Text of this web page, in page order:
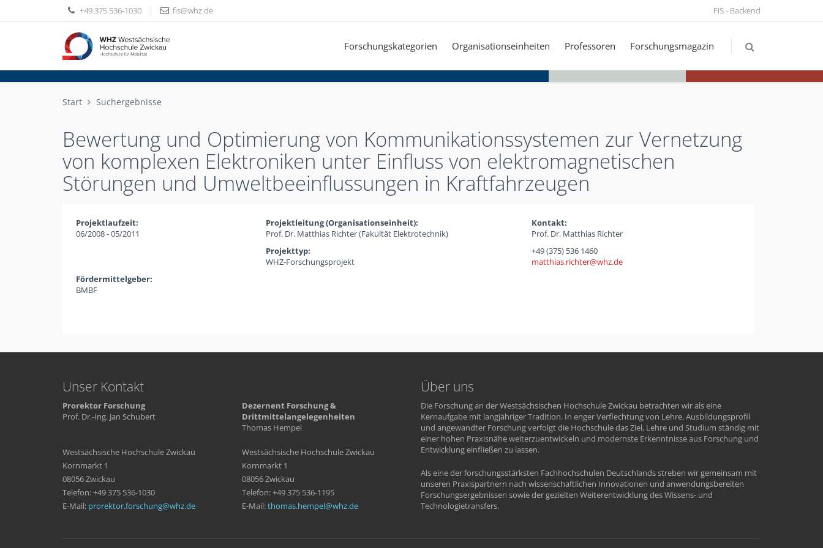
+49 375 536-1030 fis whzde FIS - Backend
Forschungskategorien Organisationseinheiten Professoren Forschungsmagazin
Start Suchergebnisse
Bewertung und Optimierung von Kommunikationssystemen zur Vernetzung
von komplexen Elektroniken unter Einfluss von elektromagnetischen
Störungen und Umweltbeeinflussungen in Kraftfahrzeugen
Projektlaufzeit:
06/2008 - 05/2011
Projektleitung (Organisationseinheit):
Prof. Dr. Matthias Richter (Fakultät Elektrotechnik)
Projekttyp:
WHZ-Forschungsprojekt
Kontakt:
Prof. Dr. Matthias Richter
+49 (375) 536 1460
matthias.richter
whzde
Fördermittelgeber:
BMBF
Unser Kontakt
Prorektor Forschung
Prof. Dr.-Ing. Jan Schubert
Westsächsische Hochschule Zwickau
Kornmarkt 1
08056 Zwickau
Telefon: +49 375 536-1030
E-Mail: prorektor.forschung whzde
Dezernent Forschung &
Drittmittelangelegenheiten
Thomas Hempel
Westsächsische Hochschule Zwickau
Kornmarkt 1
08056 Zwickau
Telefon: +49 375 536-1195
E-Mail:thomas.hempel whzde
Über uns
Die Forschung an der Westsächsischen Hochschule Zwickau betrachten wir als eine
Kernaufgabe mit langjähriger Tradition. In enger Verflechtung von Lehre, Ausbildungsprofil
und angewandter Forschung verfolgt die Hochschule das Ziel, Lehre und Studium ständig mit
einer hohen Praxisnähe weiterzuentwickeln und modernste Erkenntnisse aus Forschung und
Entwicklung einfließen zu lassen.
Als eine der forschungsstärksten Fachhochschulen Deutschlands streben wir gemeinsam mit
unseren Praxispartnern nach wissenschaftlichen Innovationen und anwendungsbereiten
Forschungsergebnissen sowie der gezielten Weiterentwicklung des Wissens- und
Technologietransfers.